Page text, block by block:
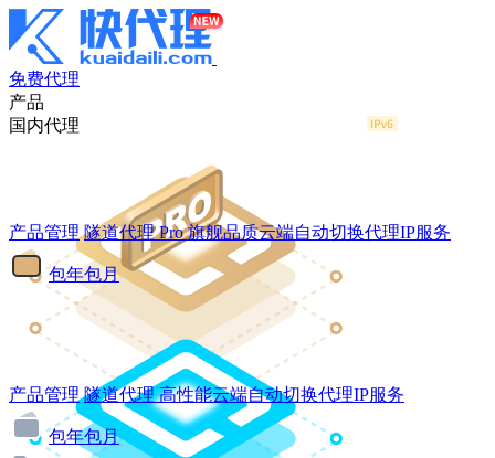
免费代理
产品
国内代理
产品管理 隧道代理Pro 旗舰品质云端自动切换代理IP服务
包年包月
产品管理 隧道代理 高性能云端自动切换代理IP服务
包年包月